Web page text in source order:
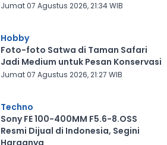
Jumat 07 Agustus 2026, 21:34 WIB
Hobby
Foto-foto Satwa di Taman Safari
Jadi Medium untuk Pesan Konservasi
Jumat 07 Agustus 2026, 21:27 WIB
Techno
Sony FE 100-400MM F5.6-8.OSS
Resmi Dijual di Indonesia, Segini